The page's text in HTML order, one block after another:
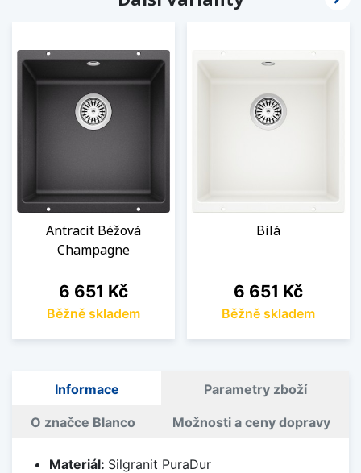
Antracit Béžová
Champagne
Cena
6 651 Kč
Běžně skladem
Bílá
Cena
6 651 Kč
Běžně skladem
Informace Parametry zboží
O značce Blanco Možnosti a ceny dopravy
Materiál: Silgranit PuraDur